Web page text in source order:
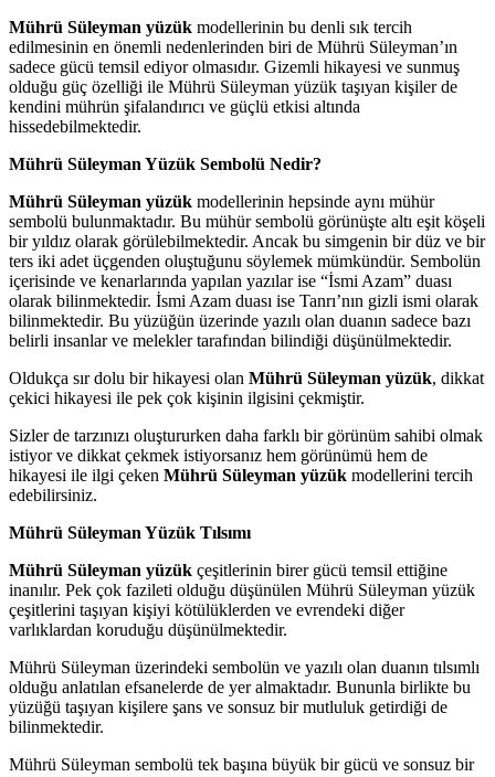
Mührü Süleyman yüzük modellerinin bu denli sık tercih
edilmesinin en önemli nedenlerinden biri de Mührü Süleyman’ın
sadece gücü temsil ediyor olmasıdır. Gizemli hikayesi ve sunmuş
olduğu güç özelliği ile Mührü Süleyman yüzük taşıyan kişiler de
kendini mührün şifalandırıcı ve güçlü etkisi altında
hissedebilmektedir.
Mührü Süleyman Yüzük Sembolü Nedir?
Mührü Süleyman yüzük modellerinin hepsinde aynı mühür
sembolü bulunmaktadır. Bu mühür sembolü görünüşte altı eşit köşeli
bir yıldız olarak görülebilmektedir. Ancak bu simgenin bir düz ve bir
ters iki adet üçgenden oluştuğunu söylemek mümkündür. Sembolün
içerisinde ve kenarlarında yapılan yazılar ise “İsmi Azam” duası
olarak bilinmektedir. İsmi Azam duası ise Tanrı’nın gizli ismi olarak
bilinmektedir. Bu yüzüğün üzerinde yazılı olan duanın sadece bazı
belirli insanlar ve melekler tarafından bilindiği düşünülmektedir.
Oldukça sır dolu bir hikayesi olan Mührü Süleyman yüzük, dikkat
çekici hikayesi ile pek çok kişinin ilgisini çekmiştir.
Sizler de tarzınızı oluştururken daha farklı bir görünüm sahibi olmak
istiyor ve dikkat çekmek istiyorsanız hem görünümü hem de
hikayesi ile ilgi çeken Mührü Süleyman yüzük modellerini tercih
edebilirsiniz.
Mührü Süleyman Yüzük Tılsımı
Mührü Süleyman yüzük çeşitlerinin birer gücü temsil ettiğine
inanılır. Pek çok fazileti olduğu düşünülen Mührü Süleyman yüzük
çeşitlerini taşıyan kişiyi kötülüklerden ve evrendeki diğer
varlıklardan koruduğu düşünülmektedir.
Mührü Süleyman üzerindeki sembolün ve yazılı olan duanın tılsımlı
olduğu anlatılan efsanelerde de yer almaktadır. Bununla birlikte bu
yüzüğü taşıyan kişilere şans ve sonsuz bir mutluluk getirdiği de
bilinmektedir.
Mührü Süleyman sembolü tek başına büyük bir gücü ve sonsuz bir